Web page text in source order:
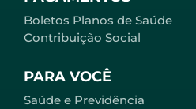
PARA VOCÊ
Saúde e Previdência
Boletos Planos de Saúde
Contribuição Social